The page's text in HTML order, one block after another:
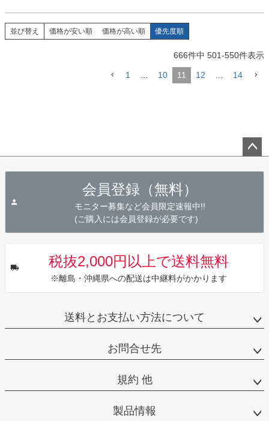
並び替え 価格が安い順 価格が高い順 優先度順
666件中 501-550件表示
1 … 10 11 12 … 14
会員登録（無料）
モニター募集など会員限定速報中!!
(ご購入には会員登録が必要です)
税抜2,000円以上で送料無料
※離島・沖縄県への配送は中継料がかかります
送料とお支払い方法について
お問合せ先
規約 他
製品情報